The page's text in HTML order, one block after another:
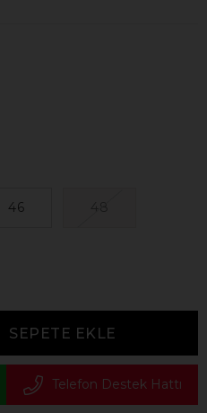
46
Telefon Destek Hattı